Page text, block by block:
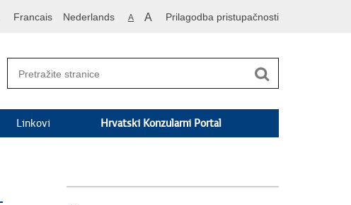
Francais Nederlands A A Prilagodba pristupačnosti
Linkovi Hrvatski Konzularni Portal